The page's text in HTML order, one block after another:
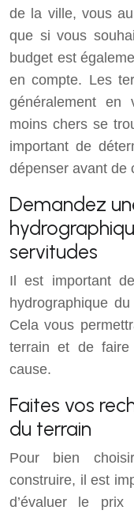
de la ville, vous
que si vous
budget est
en compte. Les
généralement
moins chers se
important de
dépenser avant de
Demandez
servitudes
Il est important
hydrographique
Cela vous
terrain et de faire
cause.
Faites vos
du terrain
Pour bien
construire, il est
d’évaluer le